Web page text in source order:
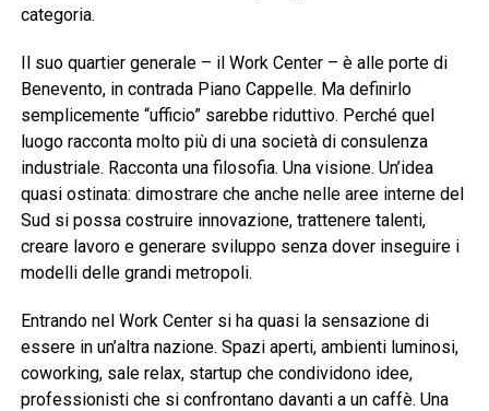
categoria.
Il suo quartier generale – il Work Center – è alle porte di
Benevento, in contrada Piano Cappelle. Ma definirlo
semplicemente “ufficio” sarebbe riduttivo. Perché quel
luogo racconta molto più di una società di consulenza
industriale. Racconta una filosofia. Una visione. Un’idea
quasi ostinata: dimostrare che anche nelle aree interne del
Sud si possa costruire innovazione, trattenere talenti,
creare lavoro e generare sviluppo senza dover inseguire i
modelli delle grandi metropoli.
Entrando nel Work Center si ha quasi la sensazione di
essere in un’altra nazione. Spazi aperti, ambienti luminosi,
coworking, sale relax, startup che condividono idee,
professionisti che si confrontano davanti a un caffè. Una